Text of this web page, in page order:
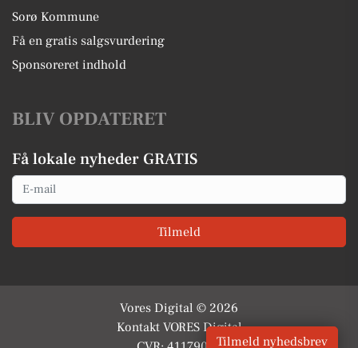
Sorø Kommune
Få en gratis salgsvurdering
Sponsoreret indhold
BLIV OPDATERET
Få lokale nyheder GRATIS
Email
Tilmeld
Vores Digital © 2026
Kontakt VORES Digital
Tilmeld nyhedsbrev